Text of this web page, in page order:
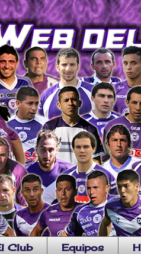
Club Equipos